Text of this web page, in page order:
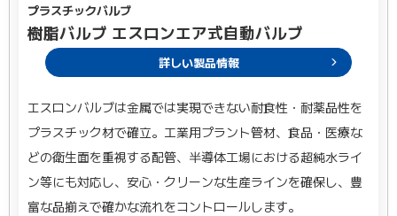
プラスチックバルブ
樹脂バルブ エスロンエア式自動バルブ
詳しい製品情報
エスロンバルブは金属では実現できない耐食性・耐薬品性を
プラスチック材で確立。工業用プラント管材、食品・医療な
どの衛生面を重視する配管、半導体工場における超純水ライ
ン等にも対応し、安心・クリーンな生産ラインを確保し、豊
富な品揃えで確かな流れをコントロールします。